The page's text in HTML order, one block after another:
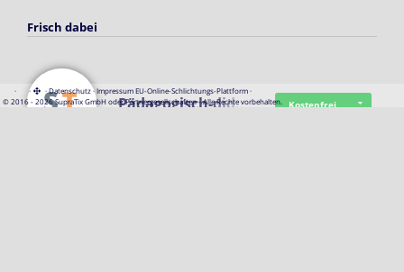
Frisch dabei
Pädagogisch-did… Kostenfrei
· · ·Datenschutz·Impressum EU-Online-Schlichtungs-Plattform·
© 2016 - 2026 SupraTix GmbH oder Partnergesellschaften - Alle Rechte vorbehalten.